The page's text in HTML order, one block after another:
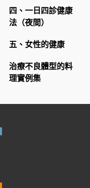
四、一日四診健康
法（夜間）
五、女性的健康
治療不良體型的料
理實例集